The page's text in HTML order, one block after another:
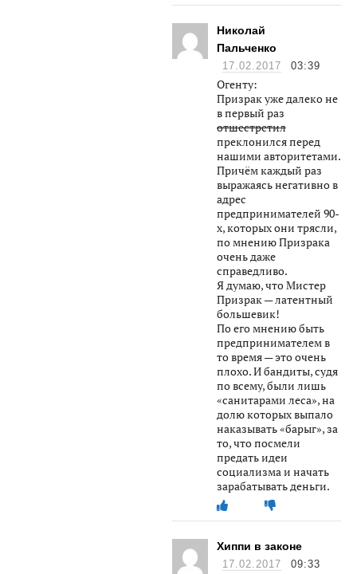
Николай
Пальченко
17.02.2017 03:39
Огенту:
Призрак уже далеко не
в первый раз
отшестретил
преклонился перед
нашими авторитетами.
Причём каждый раз
выражаясь негативно в
адрес
предпринимателей 90-
х, которых они трясли,
по мнению Призрака
очень даже
справедливо.
Я думаю, что Мистер
Призрак — латентный
большевик!
По его мнению быть
предпринимателем в
то время — это очень
плохо. И бандиты, судя
по всему, были лишь
«санитарами леса», на
долю которых выпало
наказывать «барыг», за
то, что посмели
предать идеи
социализма и начать
зарабатывать деньги.
Хиппи в законе
17.02.2017 09:33